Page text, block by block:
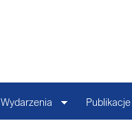
Wydarzenia Publikacje